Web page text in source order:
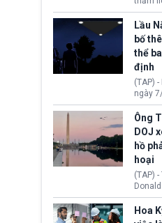
công
mặt
thống
Quốc.
vừa
quyền
quyền
khiêu
vuông
Đông
Lầu
bố
thể
định
(TAP)
ngày
thêm
đến
gọi là
(UAP).
bao
video,
cơ
Cục
(FBI),
Trung
Ông
DOJ
hồ
hoại
(TAP)
cho
trước
Hoa